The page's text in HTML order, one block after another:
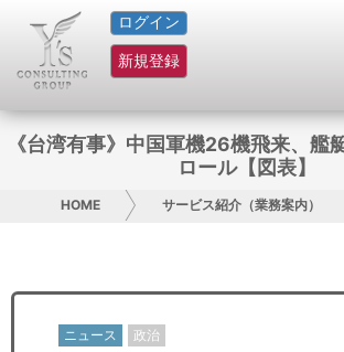
ログイン
新規登録
HOME
サービス紹介
コラム
お問い合わせ
日本人にPR
《台湾有事》中国軍機26機飛来、艦
ロール【図表】
HOME サービス紹介（業務案内）
ニュース 政治